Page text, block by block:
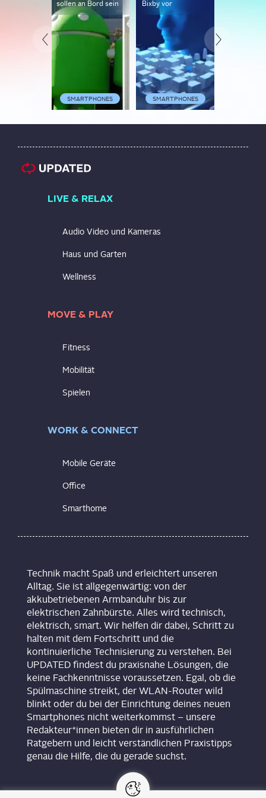
SMARTPHONES
sollen an Bord sein
SMARTPHONES
Bixby vor
LIVE & RELAX
Audio Video und Kameras
Haus und Garten
Wellness
MOVE & PLAY
Fitness
Mobilität
Spielen
WORK & CONNECT
Mobile Geräte
Office
Smarthome
Technik macht Spaß und erleichtert unseren
Alltag. Sie ist allgegenwärtig: von der
akkubetriebenen Armbanduhr bis zur
elektrischen Zahnbürste. Alles wird technisch,
elektrisch, smart. Wir helfen dir dabei, Schritt zu
halten mit dem Fortschritt und die
kontinuierliche Technisierung zu verstehen. Bei
UPDATED findest du praxisnahe Lösungen, die
keine Fachkenntnisse voraussetzen. Egal, ob die
Spülmaschine streikt, der WLAN-Router wild
blinkt oder du bei der Einrichtung deines neuen
Smartphones nicht weiterkommst – unsere
Redakteur*innen bieten dir in ausführlichen
Ratgebern und leicht verständlichen Praxistipps
genau die Hilfe, die du gerade suchst.